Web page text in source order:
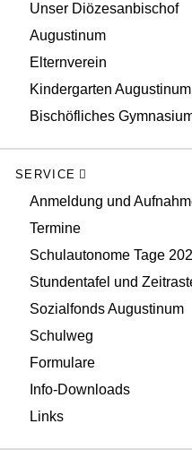
Unser Diözesanbischof
Augustinum
Elternverein
Kindergarten Augustinum
Bischöfliches
SERVICE
Anmeldung und
Termine
Schulautonome Tage
Stundentafel und
Sozialfonds Augustinum
Schulweg
Formulare
Info-Downloads
Links